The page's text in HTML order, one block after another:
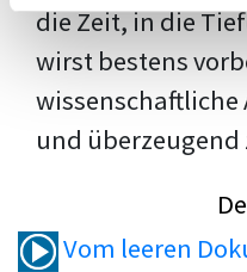
die Zeit, in die
wirst bestens
und
Vom leeren